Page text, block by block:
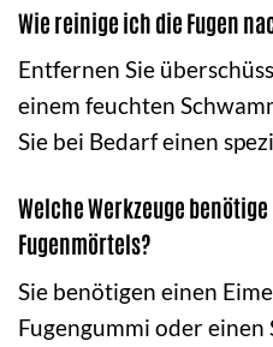
Wie reinige ich die Fugen
Entfernen Sie
einem feuchten
Sie bei Bedarf einen
Welche Werkzeuge
Fugenmörtels?
Sie benötigen einen
Fugengummi oder einen